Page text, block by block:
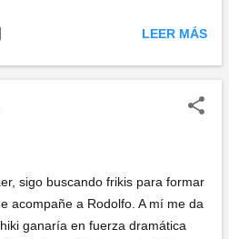
LEER MÁS
sigo buscando frikis para formar
acompañe a Rodolfo. A mí me da
ganaría en fuerza dramática